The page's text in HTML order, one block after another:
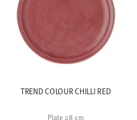
TREND COLOUR CHILLI RED
Plate 28 cm